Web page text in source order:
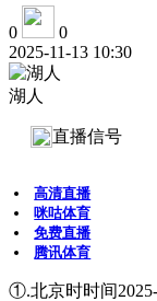
0
0
2025-11-13 10:30
湖人
直播信号
高清直播
咪咕体育
免费直播
腾讯体育
①.北京时时间